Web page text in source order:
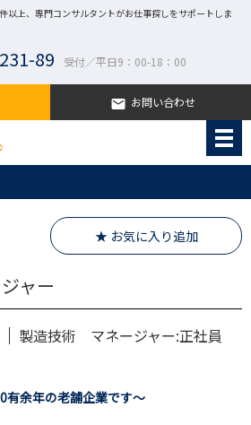
以上、専門コンサルタントがお仕事探しをサポートしま
89 受付／平日9：00-18：00
email お問い合わせ
★ お気に入り追加
ャー
製造技術 マネージャー:正社員
有余年の老舗企業です～